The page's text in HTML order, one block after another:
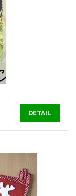
DETAIL